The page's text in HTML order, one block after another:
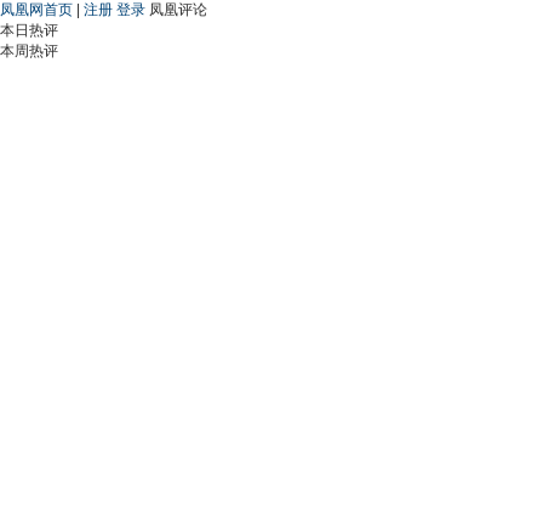
凤凰网首页 注册 登录 凤凰评论
本日热评
本周热评